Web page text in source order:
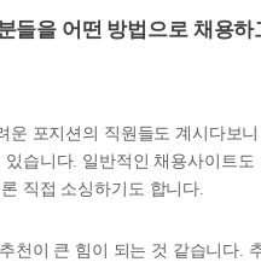
들을 어떤 방법으로 채용하
운 포지션의 직원들도 계시다보니
습니다. 일반적인 채용사이트도
직접 소싱하기도 합니다.
천이 큰 힘이 되는 것 같습니다.